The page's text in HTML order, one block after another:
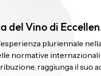
del Vino di
pluriennale
normative
raggiunga il suo